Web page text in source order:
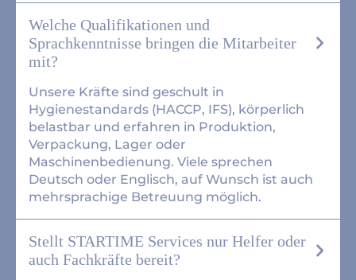
Welche Qualifikationen und
Sprachkenntnisse bringen die Mitarbeiter
mit?
Unsere Kräfte sind geschult in
Hygienestandards (HACCP, IFS), körperlich
belastbar und erfahren in Produktion,
Verpackung, Lager oder
Maschinenbedienung. Viele sprechen
Deutsch oder Englisch, auf Wunsch ist auch
mehrsprachige Betreuung möglich.
Stellt STARTIME Services nur Helfer oder
auch Fachkräfte bereit?